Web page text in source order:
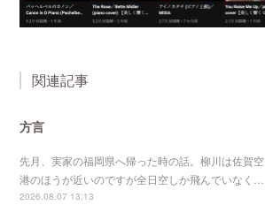
関連記事
方言
先月、実家の福岡県へ帰った時の話。柳川は佐賀空
港のほうが近いのですが全日空しか飛んでいなく…
2026.08.07 13:13